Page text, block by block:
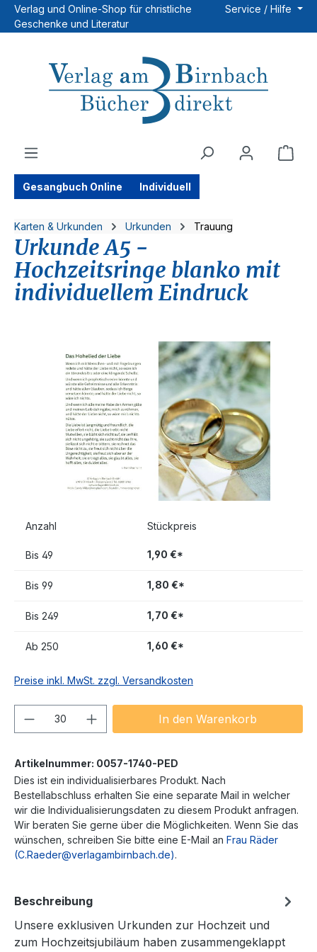
Zum Hauptinhalt springen
Verlag und Online-Shop für christliche
Geschenke und Literatur
Service / Hilfe
Gesangbuch Online Individuell
Karten & Urkunden Urkunden Trauung
Urkunde A5 -
Hochzeitsringe blanko mit
individuellem Eindruck
Anzahl Stückpreis
Bis 49 1,90 €*
Bis 99 1,80 €*
Bis 249 1,70 €*
Ab 250 1,60 €*
Preise inkl. MwSt. zzgl. Versandkosten
Produkt Anzahl: Gib denIn den Warenkorb
Artikelnummer: 0057-1740-PED
Dies ist ein individualisierbares Produkt. Nach
Bestellabschluss erhalten Sie eine separate Mail in welcher
wir die Individualisierungsdaten zu diesem Produkt anfragen.
Wir beraten Sie gerne über die Möglichkeiten. Wenn Sie das
wünschen, schreiben Sie bitte eine E-Mail an Frau Räder
(C.Raeder@verlagambirnbach.de).
Beschreibung
Unsere exklusiven Urkunden zur Hochzeit und
zum Hochzeitsjubiläum haben zusammengeklappt